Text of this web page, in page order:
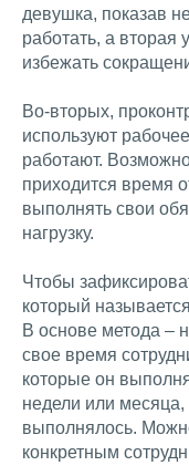
девушка, показав
работать, а вторая
избежать
Во-вторых,
используют
работают.
приходится время
выполнять свои
нагрузку.
Чтобы
который
В основе метода –
свое время
которые он
недели или месяца,
выполнялось.
конкретным